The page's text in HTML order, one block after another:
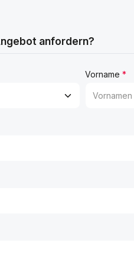
anfordern?
Vorname *